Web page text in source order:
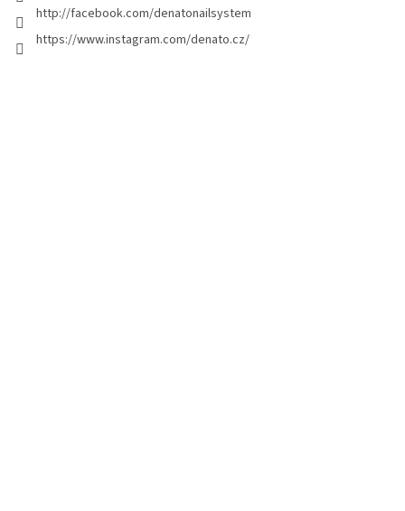
http://facebook.com/denatonailsystem
https://www.instagram.com/denato.cz/